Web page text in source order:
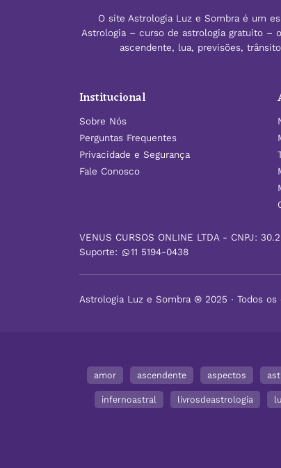
O site Astrologia Luz e Sombra é um
Astrologia – curso de astrologia gratuito –
ascendente, lua, previsões,
Institucional
Sobre Nós
Perguntas Frequentes
Privacidade e Segurança
Fale Conosco
VENUS CURSOS ONLINE LTDA - CNPJ:
Suporte:
11 5194-0438
Astrologia Luz e Sombra ® 2025 ∙ Todos
amor ascendente aspectos
infernoastral livrosdeastrologia